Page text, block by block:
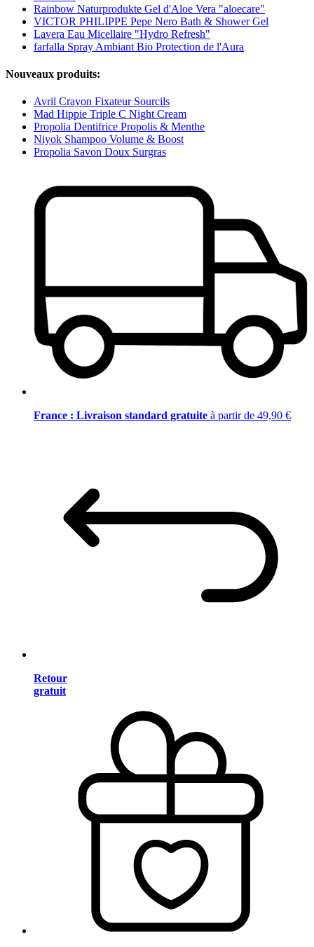
Rainbow Naturprodukte Gel d'Aloe Vera "aloecare"
VICTOR PHILIPPE Pepe Nero Bath & Shower Gel
Lavera Eau Micellaire "Hydro Refresh"
farfalla Spray Ambiant Bio Protection de l'Aura
Nouveaux produits:
Avril Crayon Fixateur Sourcils
Mad Hippie Triple C Night Cream
Propolia Dentifrice Propolis & Menthe
Niyok Shampoo Volume & Boost
Propolia Savon Doux Surgras
France : Livraison standard gratuite à partir de 49,90 €
Retour
gratuit